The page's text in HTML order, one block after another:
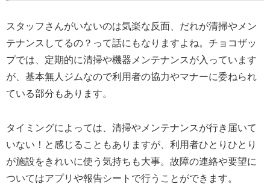
スタッフさんがいないのは気楽な反面、だれが清掃やメン
テナンスしてるの？って話にもなりますよね。チョコザッ
プでは、定期的に清掃や機器メンテナンスが入っています
が、基本無人ジムなので利用者の協力やマナーに委ねられ
ている部分もあります。
タイミングによっては、清掃やメンテナンスが行き届いて
いない！と感じることもありますが、利用者ひとりひとり
が施設をきれいに使う気持ちも大事。故障の連絡や要望に
ついてはアプリや報告シートで行うことができます。